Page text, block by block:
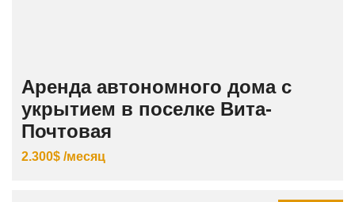
Аренда автономного дома с
укрытием в поселке Вита-
Почтовая
2.300$ /месяц